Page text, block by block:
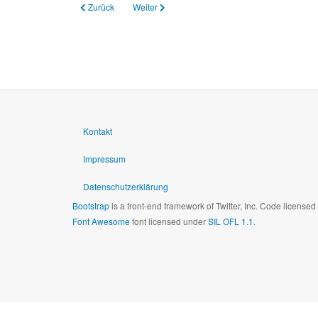
Vorheriger Beitrag: 28.06.2022 Gespräch über die
Zurück Nächster Beitrag: 25.01.2015 Sieger Monat
Weiter
Kontakt
Impressum
Datenschutzerklärung
Bootstrapis a front-end framework of Twitter, Inc. Code
Font Awesomefont licensed underSIL OFL 1.1.